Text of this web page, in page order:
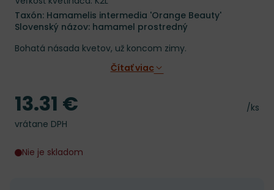
Taxón: Hamamelis intermedia 'Orange Beauty'
Slovenský názov: hamamel prostredný
Bohatá násada kvetov, už koncom zimy.
Čítať viac
Cena
/ks
Cena
13.31 €
vrátane DPH
Nie je skladom